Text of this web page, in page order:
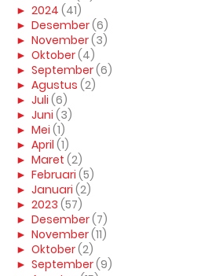
► 2024 (41)
► Desember(6)
► November(3)
► Oktober(4)
► September(6)
► Agustus (2)
► Juli (6)
► Juni (3)
► Mei (1)
► April (1)
► Maret (2)
► Februari (5)
► Januari (2)
► 2023 (57)
► Desember(7)
► November(11)
► Oktober(2)
► September(9)